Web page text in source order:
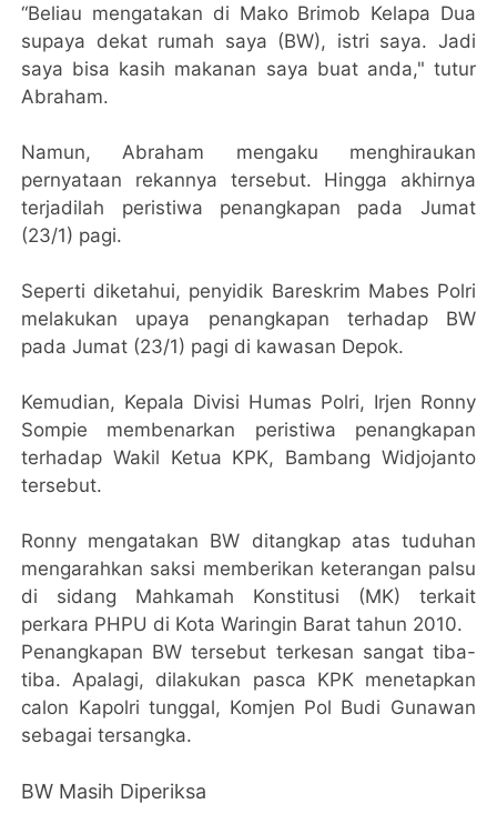
“Beliau mengatakan di Mako Brimob Kelapa Dua
supaya dekat rumah saya (BW), istri saya. Jadi
saya bisa kasih makanan saya buat anda," tutur
Abraham.
Namun, Abraham mengaku menghiraukan
pernyataan rekannya tersebut. Hingga akhirnya
terjadilah peristiwa penangkapan pada Jumat
(23/1) pagi.
Seperti diketahui, penyidik Bareskrim Mabes Polri
melakukan upaya penangkapan terhadap BW
pada Jumat (23/1) pagi di kawasan Depok.
Kemudian, Kepala Divisi Humas Polri, Irjen Ronny
Sompie membenarkan peristiwa penangkapan
terhadap Wakil Ketua KPK, Bambang Widjojanto
tersebut.
Ronny mengatakan BW ditangkap atas tuduhan
mengarahkan saksi memberikan keterangan palsu
di sidang Mahkamah Konstitusi (MK) terkait
perkara PHPU di Kota Waringin Barat tahun 2010.
Penangkapan BW tersebut terkesan sangat tiba-
tiba. Apalagi, dilakukan pasca KPK menetapkan
calon Kapolri tunggal, Komjen Pol Budi Gunawan
sebagai tersangka.
BW Masih Diperiksa